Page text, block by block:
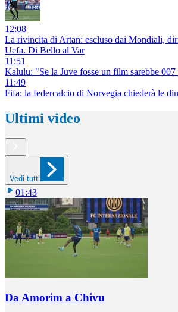
12:08
La rivincita di Artan: escluso dai Mondiali,
Uefa. Di Bello al Var
11:51
Kalulu: "Se la Juve fosse un film sarebbe
11:49
Fifa: la federcalcio di Norvegia chiederà le
Ultimi video
Vedi tutti
01:43
Da Amorim a Chivu